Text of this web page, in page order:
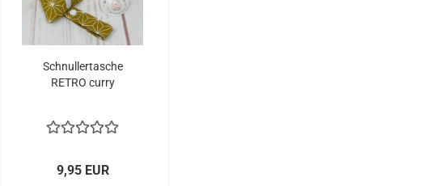
Schnullertasche
RETRO curry
9,95 EUR